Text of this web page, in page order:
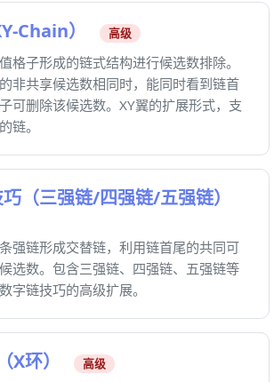
Chain） 高级
格子形成的链式结构进行候选数排除。
非共享候选数相同时，能同时看到链首
可删除该候选数。XY翼的扩展形式，支
链。
（三强链/四强链/五强链）
强链形成交替链，利用链首尾的共同可
选数。包含三强链、四强链、五强链等
字链技巧的高级扩展。
X环） 高级